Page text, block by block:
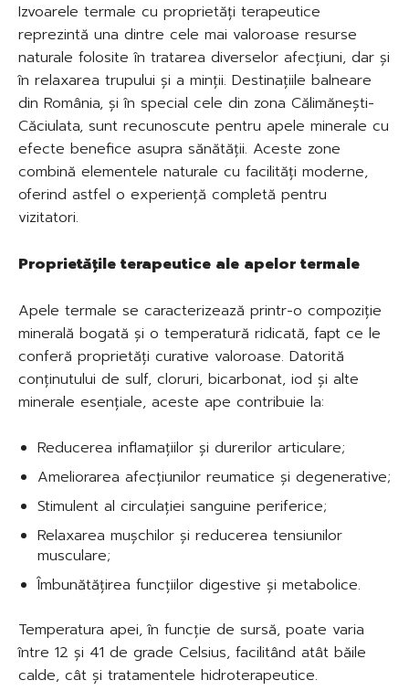
Izvoarele termale cu proprietăți terapeutice
reprezintă una dintre cele mai valoroase resurse
naturale folosite în tratarea diverselor afecțiuni, dar și
în relaxarea trupului și a minții. Destinațiile balneare
din România, și în special cele din zona Călimănești-
Căciulata, sunt recunoscute pentru apele minerale cu
efecte benefice asupra sănătății. Aceste zone
combină elementele naturale cu facilități moderne,
oferind astfel o experiență completă pentru
vizitatori.
Proprietățile terapeutice ale apelor termale
Apele termale se caracterizează printr-o compoziție
minerală bogată și o temperatură ridicată, fapt ce le
conferă proprietăți curative valoroase. Datorită
conținutului de sulf, cloruri, bicarbonat, iod și alte
minerale esențiale, aceste ape contribuie la:
Reducerea inflamațiilor și durerilor articulare;
Ameliorarea afecțiunilor reumatice și degenerative;
Stimulent al circulației sanguine periferice;
Relaxarea mușchilor și reducerea tensiunilor
musculare;
Îmbunătățirea funcțiilor digestive și metabolice.
Temperatura apei, în funcție de sursă, poate varia
între 12 și 41 de grade Celsius, facilitând atât băile
calde, cât și tratamentele hidroterapeutice.